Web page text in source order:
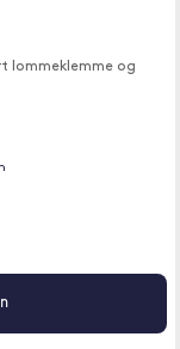
lommeklemme og